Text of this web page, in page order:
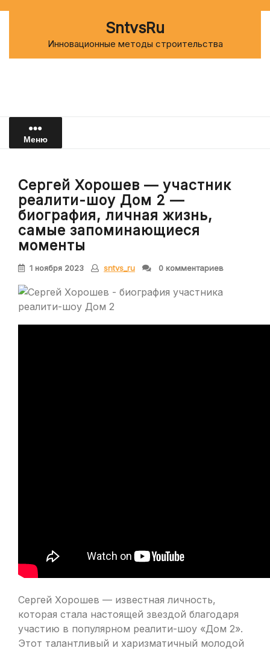
SntvsRu
Инновационные методы строительства
Меню
Сергей Хорошев — участник
реалити-шоу Дом 2 —
биография, личная жизнь,
самые запоминающиеся
моменты
1 ноября 2023 sntvs_ru 0 комментариев
Сергей Хорошев — известная личность,
которая стала настоящей звездой благодаря
участию в популярном реалити-шоу «Дом 2».
Этот талантливый и харизматичный молодой